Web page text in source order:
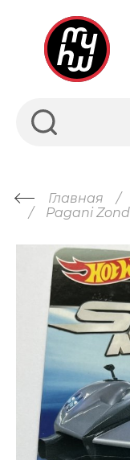
Главная
Pagani